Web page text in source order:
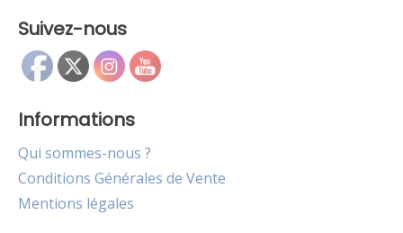
Suivez-nous
Informations
Qui sommes-nous ?
Conditions Générales de Vente
Mentions légales